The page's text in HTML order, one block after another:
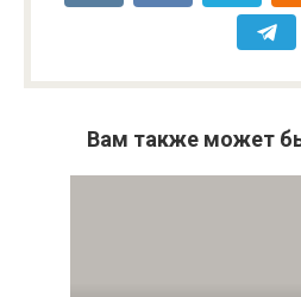
Вам также может